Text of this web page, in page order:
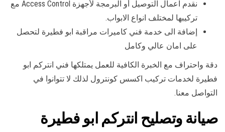
نقدم اعمال التوصيل أو البرمجة لأجهزة Access Control مع
تركيبها لمختلف انواع الابواب.
إضافة الى خدمة فني كاميرات مراقبة ابو فطيرة لتحصل
على امان عالي وكامل
دقة واحتراف مع الخبرة الكافية للعمل يمتلكها فني انتركم ابو
فطيرة لخدمات تركيب اكسس كونترول لذلك لا تتوانوا في
التواصل معنا.
صيانة وتصليح انتركم ابو فطيرة